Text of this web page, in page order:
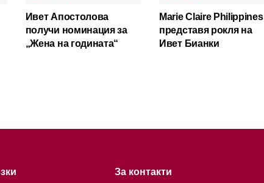
Ивет Апостолова
получи номинация за
„Жена на годината“
Marie Claire Philippines
представя рокля на
Ивет Бианки
За контакти